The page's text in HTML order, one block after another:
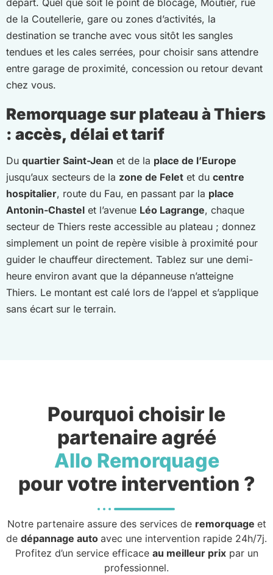
de la Coutellerie, gare ou zones d’activités, la
destination se tranche avec vous sitôt les sangles
tendues et les cales serrées, pour choisir sans attendre
entre garage de proximité, concession ou retour devant
chez vous.
Remorquage sur plateau à Thiers
: accès, délai et tarif
Du quartier Saint-Jean et de la place de l’Europe
jusqu’aux secteurs de la zone de Felet et du centre
hospitalier, route du Fau, en passant par la place
Antonin-Chastel et l’avenue Léo Lagrange, chaque
secteur de Thiers reste accessible au plateau ; donnez
simplement un point de repère visible à proximité pour
guider le chauffeur directement. Tablez sur une demi-
heure environ avant que la dépanneuse n’atteigne
Thiers. Le montant est calé lors de l’appel et s’applique
sans écart sur le terrain.
Pourquoi choisir le
partenaire agréé
Allo Remorquage
pour votre intervention ?
Notre partenaire assure des services de remorquage et
de dépannage auto avec une intervention rapide 24h/7j.
Profitez d’un service efficace au meilleur prixpar un
professionnel.